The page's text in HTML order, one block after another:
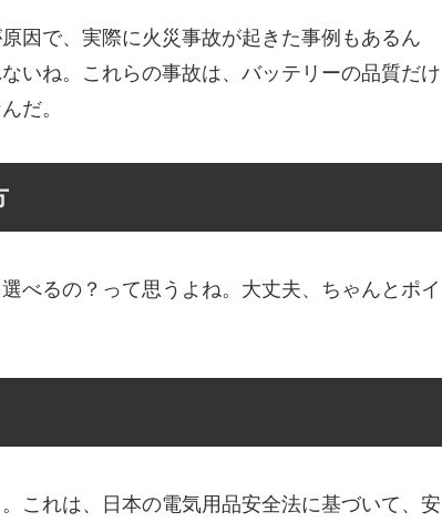
因で、実際に火災事故が起きた事例もあるん
いね。これらの事故は、バッテリーの品質だけ
だ。
べるの？って思うよね。大丈夫、ちゃんとポイ
これは、日本の電気用品安全法に基づいて、安